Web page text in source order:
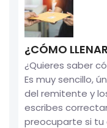
¿CÓMO
¿Quieres saber
Es muy sencillo,
del remitente y
escribes
preocuparte si tu